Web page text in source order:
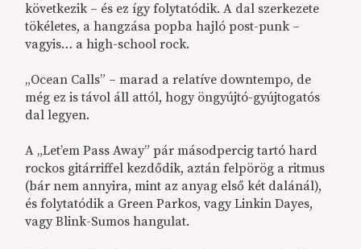
következik – és ez így folytatódik. A dal szerkezete
tökéletes, a hangzása popba hajló post-punk –
vagyis… a high-school rock.
„Ocean Calls” – marad a relatíve downtempo, de
még ez is távol áll attól, hogy öngyújtó-gyújtogatós
dal legyen.
A „Let’em Pass Away” pár másodpercig tartó hard
rockos gitárriffel kezdődik, aztán felpörög a ritmus
(bár nem annyira, mint az anyag első két dalánál),
és folytatódik a Green Parkos, vagy Linkin Dayes,
vagy Blink-Sumos hangulat.